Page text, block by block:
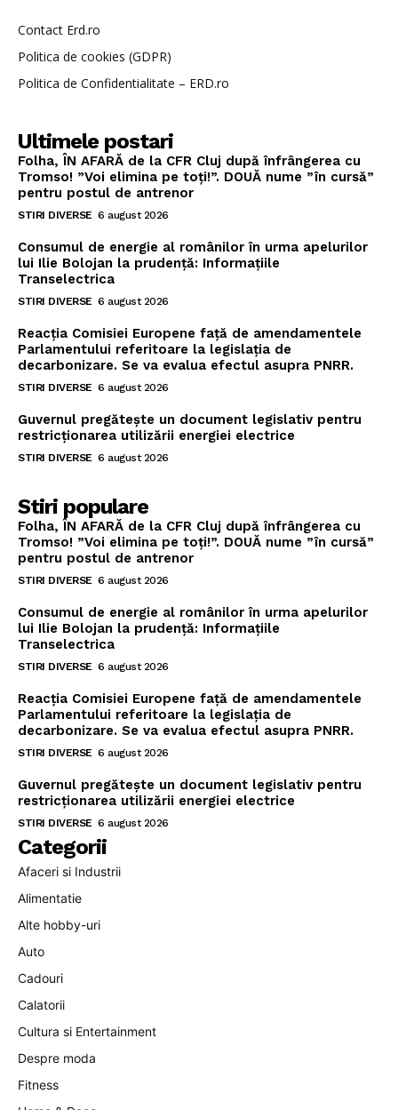
Contact Erd.ro
Politica de cookies (GDPR)
Politica de Confidentialitate – ERD.ro
Ultimele postari
Folha, ÎN AFARĂ de la CFR Cluj după înfrângerea cu
Tromso! ”Voi elimina pe toți!”. DOUĂ nume ”în cursă”
pentru postul de antrenor
STIRI DIVERSE 6 august 2026
Consumul de energie al românilor în urma apelurilor
lui Ilie Bolojan la prudență: Informațiile
Transelectrica
STIRI DIVERSE 6 august 2026
Reacția Comisiei Europene față de amendamentele
Parlamentului referitoare la legislația de
decarbonizare. Se va evalua efectul asupra PNRR.
STIRI DIVERSE 6 august 2026
Guvernul pregătește un document legislativ pentru
restricționarea utilizării energiei electrice
STIRI DIVERSE 6 august 2026
Stiri populare
Folha, ÎN AFARĂ de la CFR Cluj după înfrângerea cu
Tromso! ”Voi elimina pe toți!”. DOUĂ nume ”în cursă”
pentru postul de antrenor
STIRI DIVERSE 6 august 2026
Consumul de energie al românilor în urma apelurilor
lui Ilie Bolojan la prudență: Informațiile
Transelectrica
STIRI DIVERSE 6 august 2026
Reacția Comisiei Europene față de amendamentele
Parlamentului referitoare la legislația de
decarbonizare. Se va evalua efectul asupra PNRR.
STIRI DIVERSE 6 august 2026
Guvernul pregătește un document legislativ pentru
restricționarea utilizării energiei electrice
STIRI DIVERSE 6 august 2026
Categorii
Afaceri si Industrii
Alimentatie
Alte hobby-uri
Auto
Cadouri
Calatorii
Cultura si Entertainment
Despre moda
Fitness